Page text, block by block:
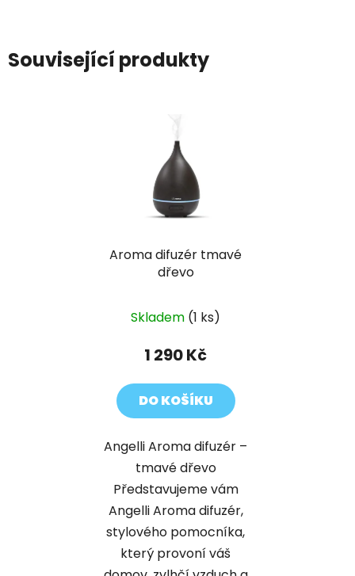
Související produkty
Aroma difuzér tmavé
dřevo
Skladem (1 ks)
1 290 Kč
DO KOŠÍKU
Angelli Aroma difuzér –
tmavé dřevo
Představujeme vám
Angelli Aroma difuzér,
stylového pomocníka,
který provoní váš